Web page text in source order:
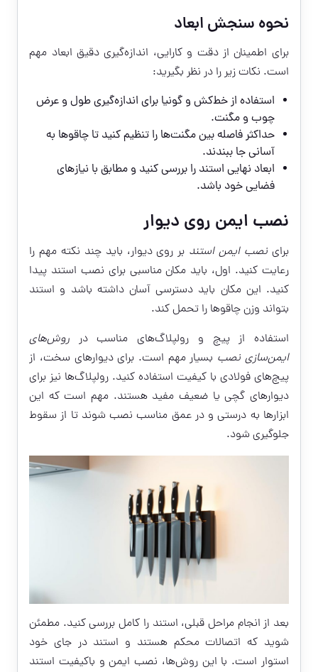
نحوه سنجش ابعاد
برای اطمینان از دقت و کارایی، اندازه‌گیری دقیق ابعاد مهم
است. نکات زیر را در نظر بگیرید:
استفاده از خط‌کش و گونیا برای اندازه‌گیری طول و عرض
چوب و مگنت.
حداکثر فاصله بین مگنت‌ها را تنظیم کنید تا چاقوها به
آسانی جا ببندند.
ابعاد نهایی استند را بررسی کنید و مطابق با نیازهای
فضایی خود باشد.
نصب ایمن روی دیوار
برای نصب ایمن استند بر روی دیوار، باید چند نکته مهم را
رعایت کنید. اول، باید مکان مناسبی برای نصب استند پیدا
کنید. این مکان باید دسترسی آسان داشته باشد و استند
بتواند وزن چاقوها را تحمل کند.
استفاده از پیچ و رولپلاگ‌های مناسب در روش‌های
ایمن‌سازی نصب بسیار مهم است. برای دیوارهای سخت، از
پیچ‌های فولادی با کیفیت استفاده کنید. رولپلاگ‌ها نیز برای
دیوارهای گچی یا ضعیف مفید هستند. مهم است که این
ابزارها به درستی و در عمق مناسب نصب شوند تا از سقوط
جلوگیری شود.
بعد از انجام مراحل قبلی، استند را کامل بررسی کنید. مطمئن
شوید که اتصالات محکم هستند و استند در جای خود
استوار است. با این روش‌ها، نصب ایمن و باکیفیت استند